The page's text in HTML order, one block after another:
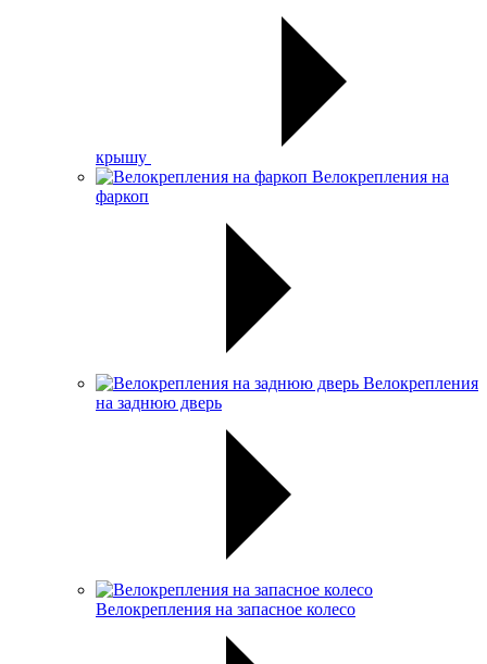
крышу
Велокрепления на
фаркоп
Велокрепления
на заднюю дверь
Велокрепления на запасное колесо